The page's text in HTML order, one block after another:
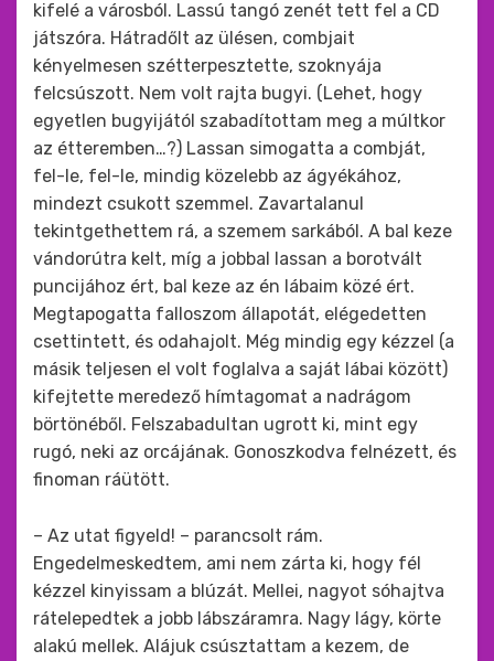
kifelé a városból. Lassú tangó zenét tett fel a CD
játszóra. Hátradőlt az ülésen, combjait
kényelmesen szétterpesztette, szoknyája
felcsúszott. Nem volt rajta bugyi. (Lehet, hogy
egyetlen bugyijától szabadítottam meg a múltkor
az étteremben…?) Lassan simogatta a combját,
fel-le, fel-le, mindig közelebb az ágyékához,
mindezt csukott szemmel. Zavartalanul
tekintgethettem rá, a szemem sarkából. A bal keze
vándorútra kelt, míg a jobbal lassan a borotvált
puncijához ért, bal keze az én lábaim közé ért.
Megtapogatta falloszom állapotát, elégedetten
csettintett, és odahajolt. Még mindig egy kézzel (a
másik teljesen el volt foglalva a saját lábai között)
kifejtette meredező hímtagomat a nadrágom
börtönéből. Felszabadultan ugrott ki, mint egy
rugó, neki az orcájának. Gonoszkodva felnézett, és
finoman ráütött.
– Az utat figyeld! – parancsolt rám.
Engedelmeskedtem, ami nem zárta ki, hogy fél
kézzel kinyissam a blúzát. Mellei, nagyot sóhajtva
rátelepedtek a jobb lábszáramra. Nagy lágy, körte
alakú mellek. Alájuk csúsztattam a kezem, de